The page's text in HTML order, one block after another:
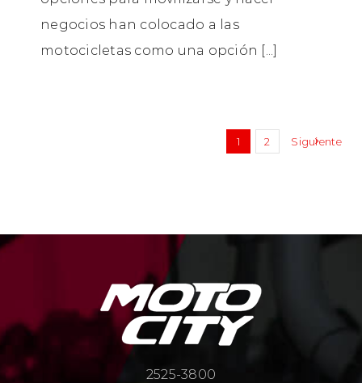
negocios han colocado a las
motocicletas como una opción [...]
1 2 Siguiente
2525-3800